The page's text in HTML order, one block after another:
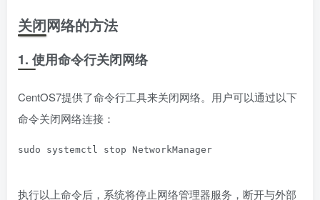
关闭网络的方法
1. 使用命令行关闭网络
CentOS7提供了命令行工具来关闭网络。用户可以通过以下
命令关闭网络连接：
sudo systemctl stop NetworkManager
执行以上命令后，系统将停止网络管理器服务，断开与外部